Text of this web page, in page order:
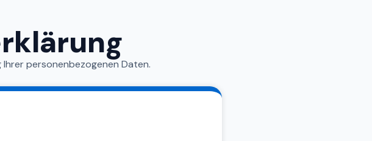
personenbezogenen Daten.